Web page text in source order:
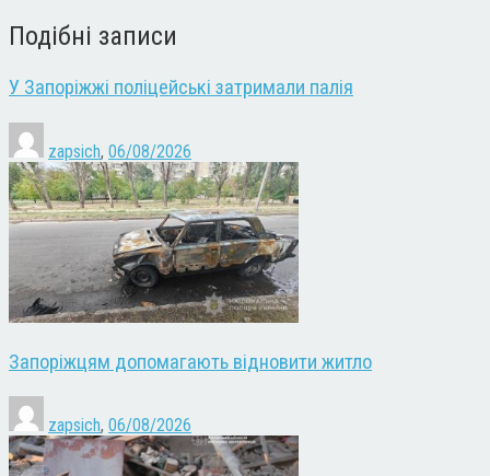
Подібні записи
У Запоріжжі поліцейські затримали палія
zapsich, 06/08/2026
Запоріжцям допомагають відновити житло
zapsich, 06/08/2026